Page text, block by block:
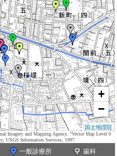
+
−
国土地理院
Imagery and Mapping Agency. "Vector Map Level 0
USGS Information Services, 1997.
一般診療所
歯科